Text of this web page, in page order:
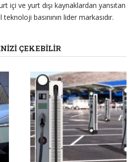
içi ve yurt dışı kaynaklardan yansıtan
basınının lider markasıdır.
ÇEKEBILIR